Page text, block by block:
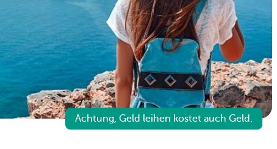
Particulieren
Achtung, Geld leihen kostet auch Geld.